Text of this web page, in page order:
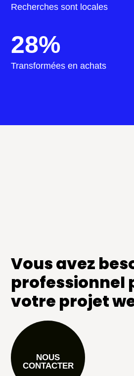
Recherches sont locales
28%
Transformées en achats
Vous avez
professionnel
votre projet
NOUS
CONTACTER